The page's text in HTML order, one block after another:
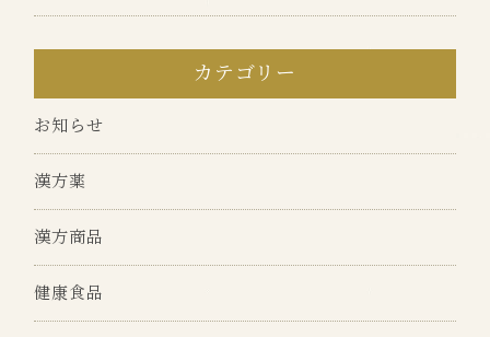
カテゴリー
お知らせ
漢方薬
漢方商品
健康食品